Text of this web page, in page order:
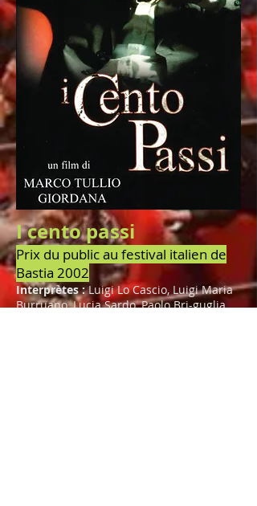
I cento passi
Prix du public au festival italien de
Bastia 2002
Interprètes :Luigi Lo Cascio, Luigi Maria
Burruano, Lucia Sardo, Paolo Bri-guglia,